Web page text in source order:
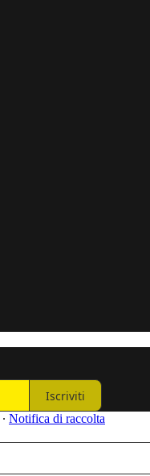
Iscriviti
∙ Notifica di raccolta